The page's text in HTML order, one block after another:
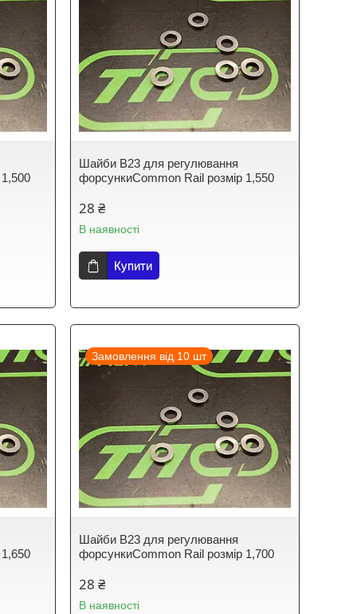
Шайби B23 для регулювання
форсункиCommon Rail розмір 1,550
28 ₴
В наявності
Купити
Замовлення від 10 шт
Шайби B23 для регулювання
форсункиCommon Rail розмір 1,700
28 ₴
В наявності